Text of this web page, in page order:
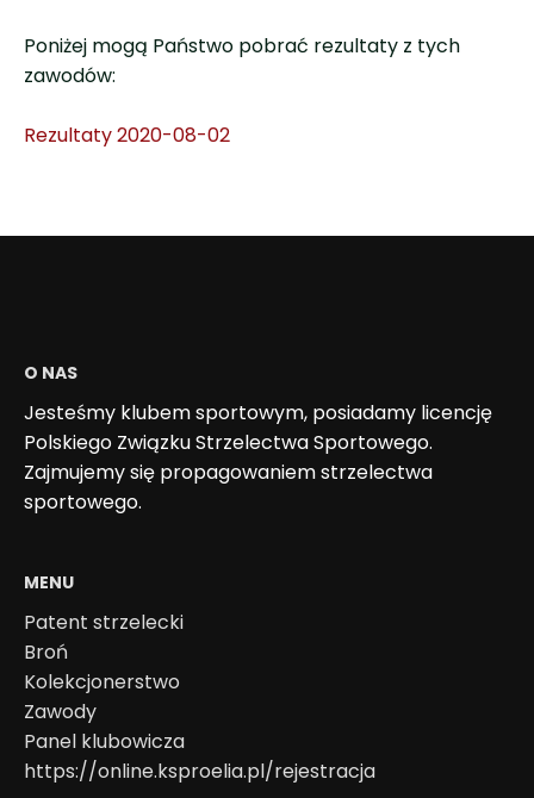
Poniżej mogą Państwo pobrać rezultaty z tych
zawodów:
Rezultaty 2020-08-02
O NAS
Jesteśmy klubem sportowym, posiadamy licencję
Polskiego Związku Strzelectwa Sportowego.
Zajmujemy się propagowaniem strzelectwa
sportowego.
MENU
Patent strzelecki
Broń
Kolekcjonerstwo
Zawody
Panel klubowicza
https://online.ksproelia.pl/rejestracja